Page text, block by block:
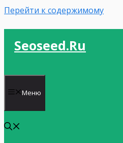
Перейти к содержимому
Seoseed.ru
Меню